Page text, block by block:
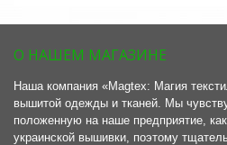
О НАШЕМ МАГАЗИНЕ
Наша компания «Magtex: Магия
вышитой одежды и тканей. Мы
положенную на наше предприятие,
украинской вышивки, поэтому